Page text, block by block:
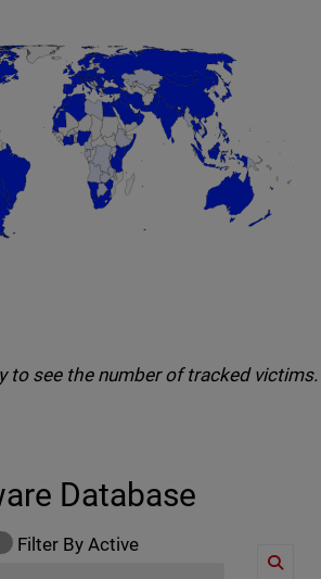
to see the number of tracked victims.
Database
Filter By Active